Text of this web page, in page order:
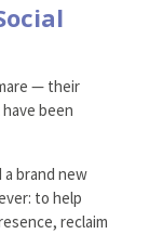
— their
been
a brand new
to help
reclaim